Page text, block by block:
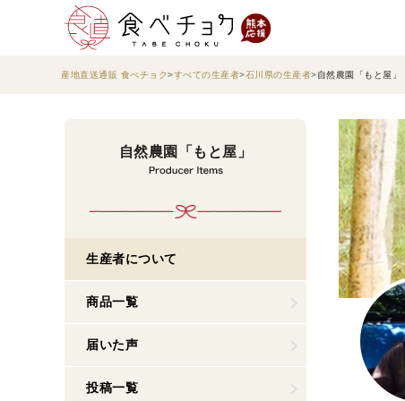
産地直送通販 食べチョク すべての生産者 石川県の生産者 自然農園「もと屋」
自然農園「もと屋」
生産者について
商品一覧
届いた声
投稿一覧